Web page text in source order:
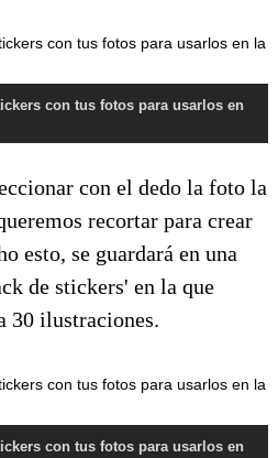
con tus fotos para usarlos en
con el dedo la foto la
recortar para crear
esto, se guardará en una
de stickers' en la que
30 ilustraciones.
con tus fotos para usarlos en